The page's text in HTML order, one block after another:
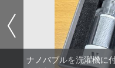
ナノバブルを洗濯機に